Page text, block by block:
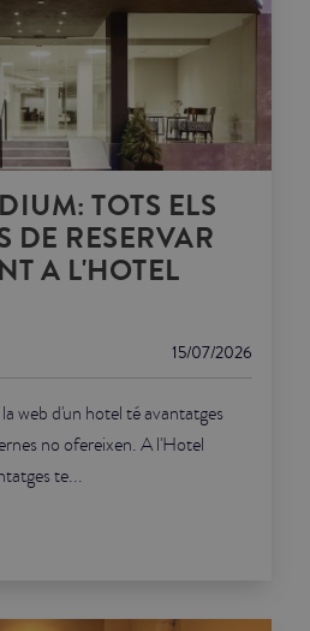
TOTS ELS
DE RESERVAR
A L'HOTEL
15/07/2026
web d'un hotel té avantatges
no ofereixen. A l'Hotel
te...